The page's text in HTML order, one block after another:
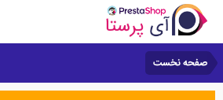
صفحه نخست